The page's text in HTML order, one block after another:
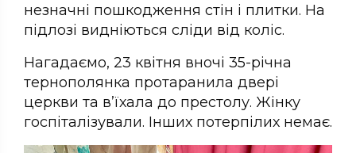
незначні пошкодження стін і плитки. На
підлозі видніються сліди від коліс.
Нагадаємо, 23 квітня вночі 35-річна
тернополянка протаранила двері
церкви та в’їхала до престолу. Жінку
госпіталізували. Інших потерпілих немає.